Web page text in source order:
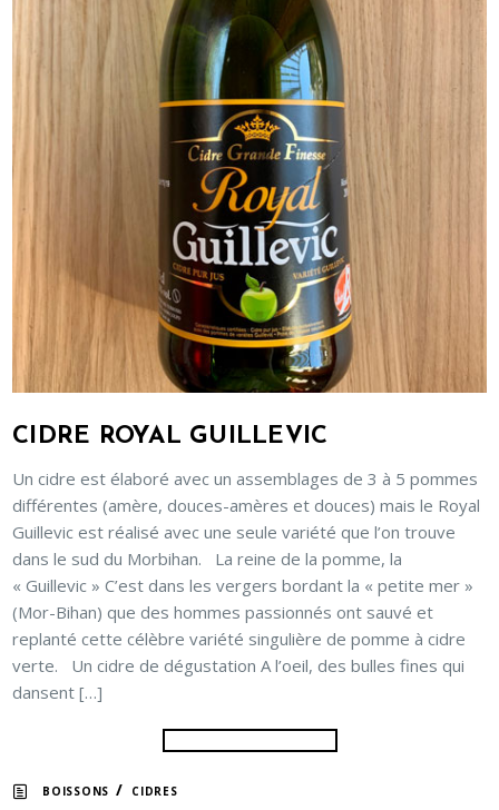
CIDRE ROYAL GUILLEVIC
Un cidre est élaboré avec un assemblages de 3 à 5 pommes
différentes (amère, douces-amères et douces) mais le Royal
Guillevic est réalisé avec une seule variété que l’on trouve
dans le sud du Morbihan. La reine de la pomme, la
« Guillevic » C’est dans les vergers bordant la « petite mer »
(Mor-Bihan) que des hommes passionnés ont sauvé et
replanté cette célèbre variété singulière de pomme à cidre
verte. Un cidre de dégustation A l’oeil, des bulles fines qui
dansent […]
BOISSONS / CIDRES